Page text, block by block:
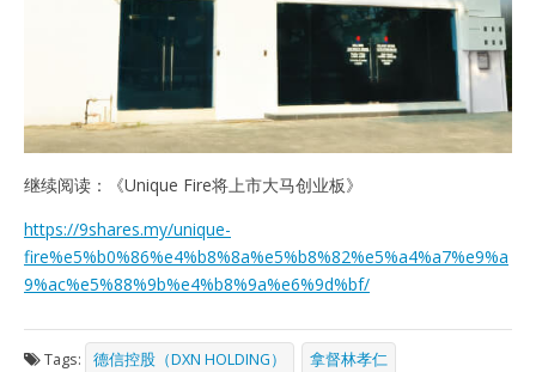
继续阅读：《Unique Fire将上市大马创业板》
https://9shares.my/unique-
fire%e5%b0%86%e4%b8%8a%e5%b8%82%e5%a4%a7%e9%a
9%ac%e5%88%9b%e4%b8%9a%e6%9d%bf/
Tags: 德信控股（DXN HOLDING） 拿督林孝仁